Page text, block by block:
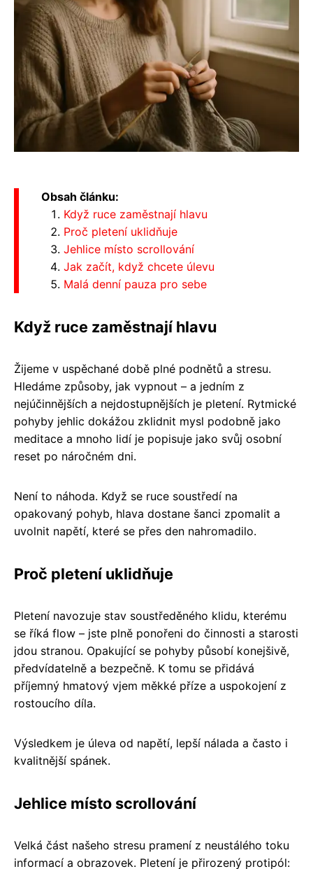
Obsah článku:
Když ruce zaměstnají hlavu
Proč pletení uklidňuje
Jehlice místo scrollování
Jak začít, když chcete úlevu
Malá denní pauza pro sebe
Když ruce zaměstnají hlavu
Žijeme v uspěchané době plné podnětů a stresu.
Hledáme způsoby, jak vypnout – a jedním z
nejúčinnějších a nejdostupnějších je pletení. Rytmické
pohyby jehlic dokážou zklidnit mysl podobně jako
meditace a mnoho lidí je popisuje jako svůj osobní
reset po náročném dni.
Není to náhoda. Když se ruce soustředí na
opakovaný pohyb, hlava dostane šanci zpomalit a
uvolnit napětí, které se přes den nahromadilo.
Proč pletení uklidňuje
Pletení navozuje stav soustředěného klidu, kterému
se říká flow – jste plně ponořeni do činnosti a starosti
jdou stranou. Opakující se pohyby působí konejšivě,
předvídatelně a bezpečně. K tomu se přidává
příjemný hmatový vjem měkké příze a uspokojení z
rostoucího díla.
Výsledkem je úleva od napětí, lepší nálada a často i
kvalitnější spánek.
Jehlice místo scrollování
Velká část našeho stresu pramení z neustálého toku
informací a obrazovek. Pletení je přirozený protipól: